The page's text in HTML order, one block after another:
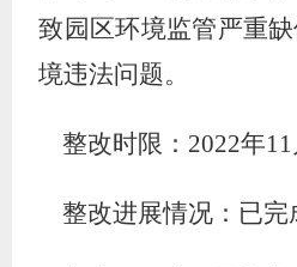
致园区环境监管严重
境违法问题。
整改时限： 2022年11
整改进展情况： 已完